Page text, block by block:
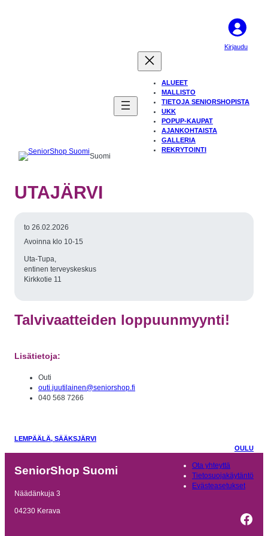
Suomi
Kirjaudu
ALUEET
MALLISTO
TIETOJA SENIORSHOPISTA
UKK
POPUP-KAUPAT
AJANKOHTAISTA
GALLERIA
REKRYTOINTI
UTAJÄRVI
to 26.02.2026
Avoinna klo 10-15
Uta-Tupa,
entinen terveyskeskus
Kirkkotie 11
Talvivaatteiden loppuunmyynti!
Lisätietoja:
Outi
outi.juutilainen@seniorshop.fi
040 568 7266
LEMPÄÄLÄ, SÄÄKSJÄRVI
OULU
SeniorShop Suomi
Näädänkuja 3
04230 Kerava
Ota yhteyttä
Tietosuojakäytäntö
Evästeasetukset